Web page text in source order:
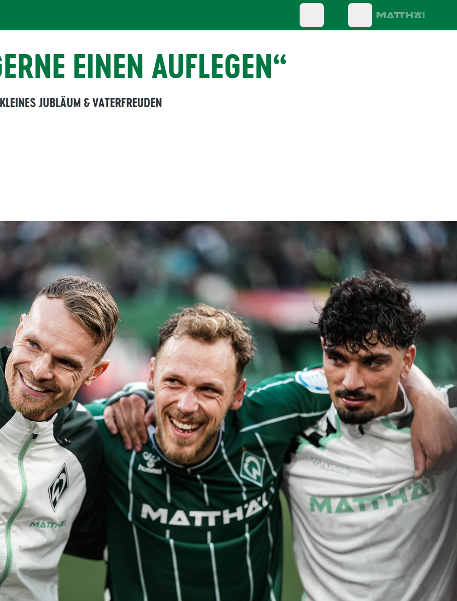
EINEN AUFLEGEN“
JUBLÄUM & VATERFREUDEN